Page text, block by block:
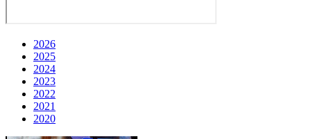
2026
2025
2024
2023
2022
2021
2020